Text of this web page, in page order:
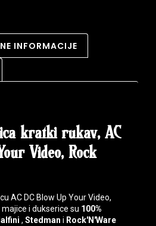
INFORMACIJE
kratki rukav, AC
Video, Rock
AC DC Blow Up Your Video,
majice i dukserice su 100%
, Stedman i Rock'N'Ware